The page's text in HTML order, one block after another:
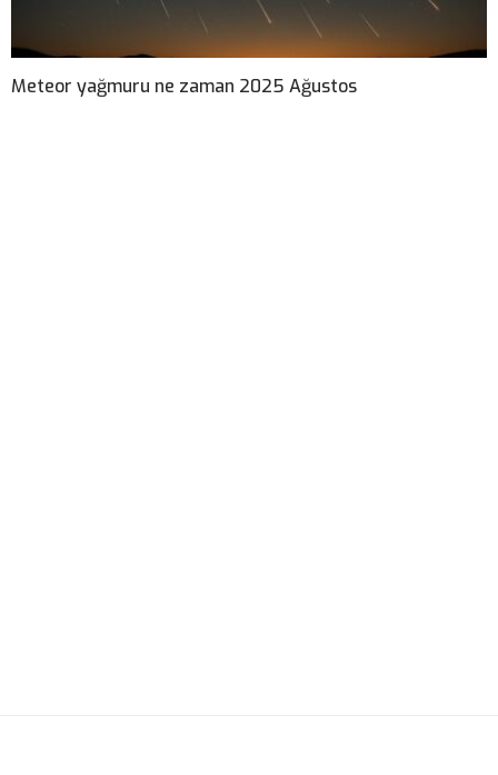
Meteor yağmuru ne zaman 2025 Ağustos